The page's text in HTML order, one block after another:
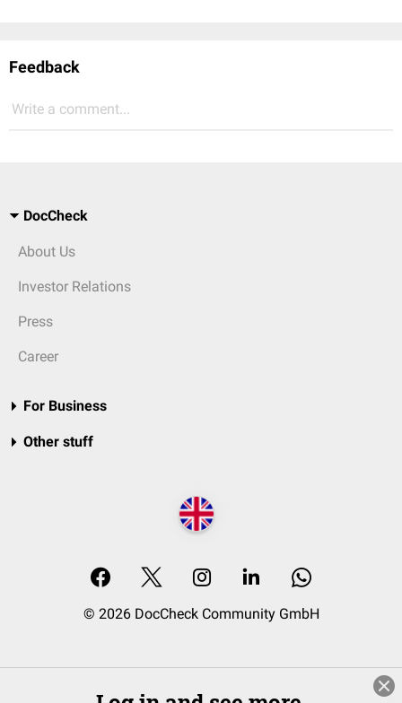
Feedback
Write a comment...
DocCheck
About Us
Investor Relations
Press
Career
For Business
Other stuff
© 2026 DocCheck Community GmbH